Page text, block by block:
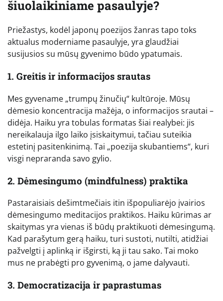
šiuolaikiniame pasaulyje?
Priežastys, kodėl japonų poezijos žanras tapo toks
aktualus moderniame pasaulyje, yra glaudžiai
susijusios su mūsų gyvenimo būdo ypatumais.
1. Greitis ir informacijos srautas
Mes gyvename „trumpų žinučių“ kultūroje. Mūsų
dėmesio koncentracija mažėja, o informacijos srautai –
didėja. Haiku yra tobulas formatas šiai realybei: jis
nereikalauja ilgo laiko įsiskaitymui, tačiau suteikia
estetinį pasitenkinimą. Tai „poezija skubantiems“, kuri
visgi nepraranda savo gylio.
2. Dėmesingumo (mindfulness) praktika
Pastaraisiais dešimtmečiais itin išpopuliarėjo įvairios
dėmesingumo meditacijos praktikos. Haiku kūrimas ar
skaitymas yra vienas iš būdų praktikuoti dėmesingumą.
Kad parašytum gerą haiku, turi sustoti, nutilti, atidžiai
pažvelgti į aplinką ir išgirsti, ką ji tau sako. Tai moko
mus ne prabėgti pro gyvenimą, o jame dalyvauti.
3. Democratizacija ir paprastumas